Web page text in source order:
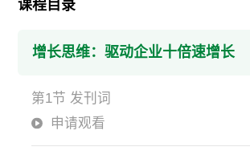
课程目录
增长思维：驱动企业十倍速增长
第1节 发刊词
申请观看